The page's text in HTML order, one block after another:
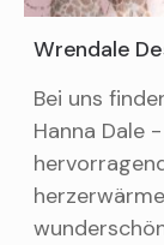
Wrendale
Bei uns
Hanna Dale